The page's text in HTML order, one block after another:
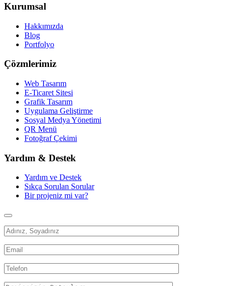
Kurumsal
Hakkımızda
Blog
Portfolyo
Çözmlerimiz
Web Tasarım
E-Ticaret Sitesi
Grafik Tasarım
Uygulama Geliştirme
Sosyal Medya Yönetimi
QR Menü
Fotoğraf Çekimi
Yardım & Destek
Yardım ve Destek
Sıkça Sorulan Sorular
Bir projeniz mi var?